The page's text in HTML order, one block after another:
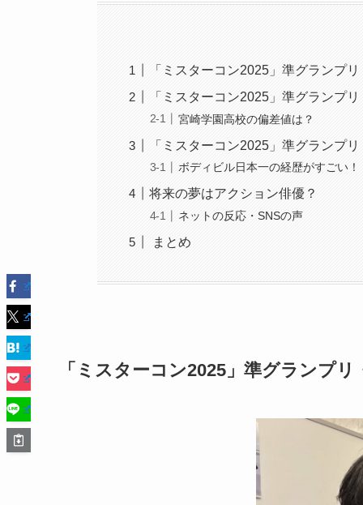
「ミスターコン2025」準グランプ
「ミスターコン2025」準グランプ
宮崎学園高校の偏差値は？
「ミスターコン2025」準グランプ
ボディビル日本一の経歴がすごい！
将来の夢はアクション俳優？
ネットの反応・SNSの声
まとめ
「ミスターコン2025」準グランプ